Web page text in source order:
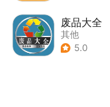
废品大全
其他
5.0